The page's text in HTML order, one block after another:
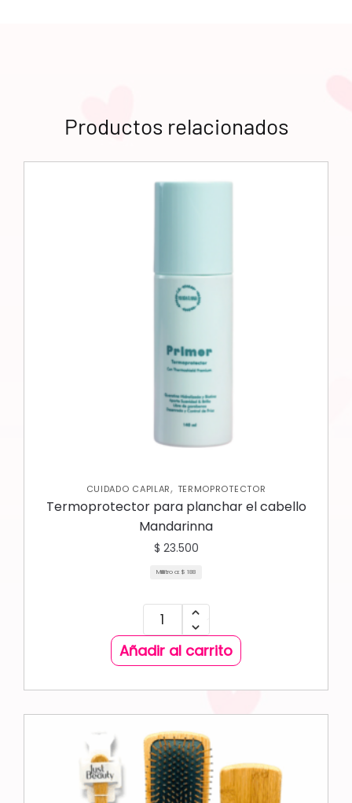
Productos relacionados
CUIDADO CAPILAR, TERMOPROTECTOR
Termoprotector para planchar el cabello
Mandarinna
$ 23.500
Mililitro a: $ 188
Añadir al carrito